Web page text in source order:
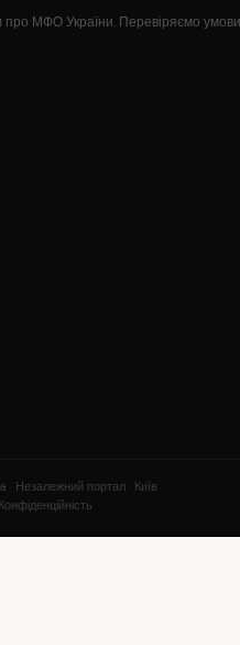
МФО України. Перевіряємо
портал · Київ
Конфіденційність